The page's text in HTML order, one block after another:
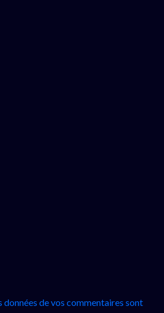
données de vos commentaires sont